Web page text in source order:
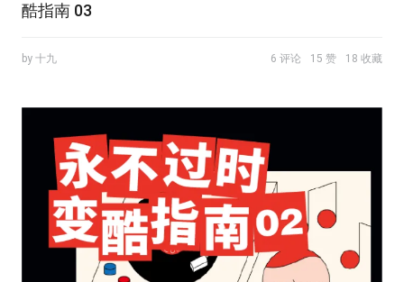
酷指南 03
by 十九 6 评论 15 赞 18 收藏